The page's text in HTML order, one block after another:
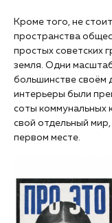
Кроме того, не
пространства
простых советских
земля. Одни
большинстве
интерьеры были
соты коммунальных
свой отдельный мир,
первом месте.